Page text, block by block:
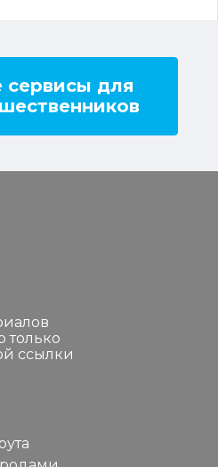
сервисы для
только
ссылки